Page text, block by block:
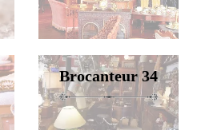
Brocanteur 34